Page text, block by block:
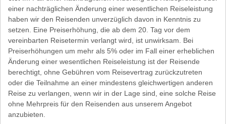
einer nachträglichen Änderung einer wesentlichen Reiseleistung
haben wir den Reisenden unverzüglich davon in Kenntnis zu
setzen. Eine Preiserhöhung, die ab dem 20. Tag vor dem
vereinbarten Reisetermin verlangt wird, ist unwirksam. Bei
Preiserhöhungen um mehr als 5% oder im Fall einer erheblichen
Änderung einer wesentlichen Reiseleistung ist der Reisende
berechtigt, ohne Gebühren vom Reisevertrag zurückzutreten
oder die Teilnahme an einer mindestens gleichwertigen anderen
Reise zu verlangen, wenn wir in der Lage sind, eine solche Reise
ohne Mehrpreis für den Reisenden aus unserem Angebot
anzubieten.